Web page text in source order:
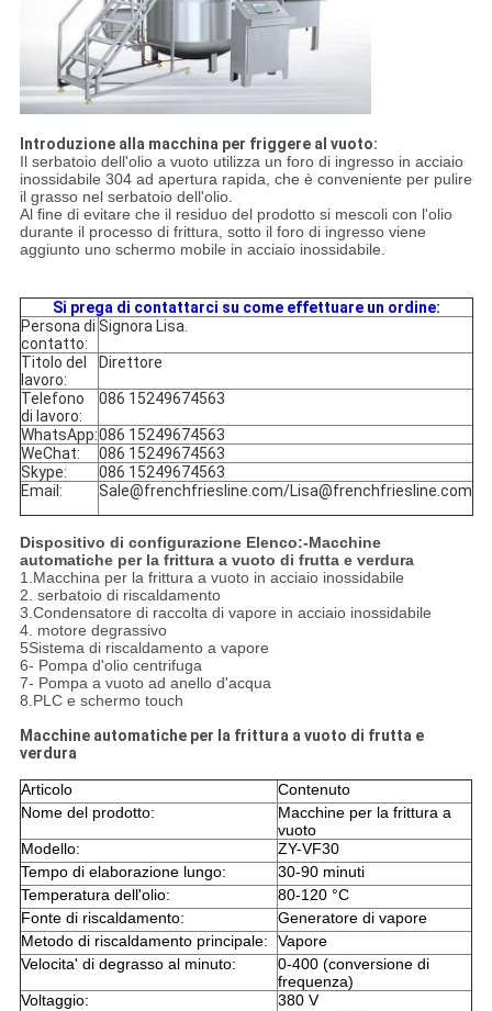
Introduzione alla macchina per friggere al vuoto:
Il serbatoio dell'olio a vuoto utilizza un foro di ingresso in acciaio
inossidabile 304 ad apertura rapida, che è conveniente per pulire
il grasso nel serbatoio dell'olio.
Al fine di evitare che il residuo del prodotto si mescoli con l'olio
durante il processo di frittura, sotto il foro di ingresso viene
aggiunto uno schermo mobile in acciaio inossidabile.
Si prega di contattarci su come effettuare un ordine:
Persona di
contatto:
Signora Lisa.
Titolo del
lavoro:
Direttore
Telefono
di lavoro:
086 15249674563
WhatsApp:086 15249674563
WeChat:
086 15249674563
Skype:
086 15249674563
Email:
Sale@frenchfriesline.com/Lisa@frenchfriesline.com
Dispositivo di configurazione Elenco:-Macchine
automatiche per la frittura a vuoto di frutta e verdura
1.Macchina per la frittura a vuoto in acciaio inossidabile
2. serbatoio di riscaldamento
3.Condensatore di raccolta di vapore in acciaio inossidabile
4. motore degrassivo
5Sistema di riscaldamento a vapore
6- Pompa d'olio centrifuga
7- Pompa a vuoto ad anello d'acqua
8.PLC e schermo touch
Macchine automatiche per la frittura a vuoto di frutta e
verdura
Articolo
Contenuto
Nome del prodotto:
Macchine per la frittura a
vuoto
Modello:
ZY-VF30
Tempo di elaborazione lungo:
30-90 minuti
Temperatura dell'olio:
80-120 °C
Fonte di riscaldamento:
Generatore di vapore
Metodo di riscaldamento principale:
Vapore
Velocita' di degrasso al minuto:
0-400 (conversione di
frequenza)
Voltaggio:
380 V